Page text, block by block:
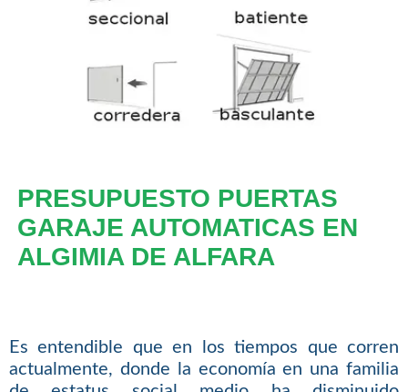
PRESUPUESTO PUERTAS
GARAJE AUTOMATICAS EN
ALGIMIA DE ALFARA
Es entendible que en los tiempos que corren
actualmente, donde la economía en una familia